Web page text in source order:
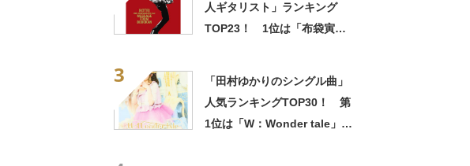
人ギタリスト」ランキング
TOP23！ 1位は「布袋寅
3
「田村ゆかりのシングル曲」
人気ランキングTOP30！ 第
1位は「W：Wonder tale」